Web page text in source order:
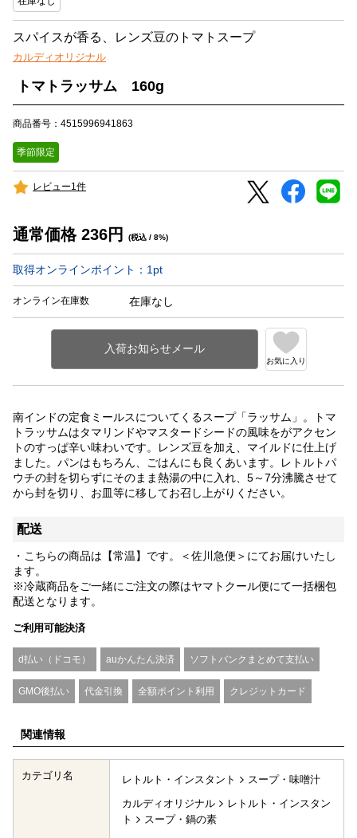
スパイスが香る、レンズ豆のトマトスープ
カルディオリジナル
トマトラッサム 160g
商品番号：4515996941863
季節限定
レビュー1件
通常価格 236円 (税込 / 8%)
取得オンラインポイント： 1 pt
オンライン在庫数 在庫なし
お気に入り
南インドの定食ミールスについてくるスープ「ラッサム」。トマ
トラッサムはタマリンドやマスタードシードの風味をがアクセン
トのすっぱ辛い味わいです。レンズ豆を加え、マイルドに仕上げ
ました。パンはもちろん、ごはんにも良くあいます。レトルトパ
ウチの封を切らずにそのまま熱湯の中に入れ、5～7分沸騰させて
から封を切り、お皿等に移してお召し上がりください。
配送
・こちらの商品は【常温】です。＜佐川急便＞にてお届けいたし
ます。
※冷蔵商品をご一緒にご注文の際はヤマトクール便にて一括梱包
配送となります。
ご利用可能決済
d払い（ドコモ） auかんたん決済 ソフトバンクまとめて支払い
GMO後払い 代金引換 全額ポイント利用 クレジットカード
関連情報
カテゴリ名 レトルト・インスタント
スープ・味噌汁
カルディオリジナル
レトルト・インスタン
ト
スープ・鍋の素